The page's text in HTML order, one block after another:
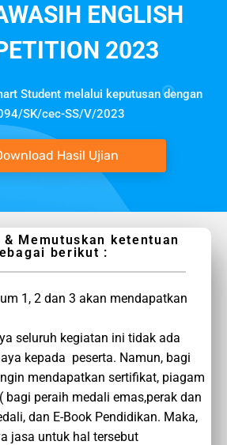
ENGLISH
2023
Student melalui keputusan dengan
SK/cec-SS/V/2023
Hasil Ujian
& Memutuskan ketentuan
berikut :
1, 2 dan 3 akan mendapatkan
seluruh kegiatan ini tidak ada
kepada peserta. Namun, bagi
mendapatkan sertifikat, piagam
bagi peraih medali emas,perak dan
dan E-Book Pendidikan. Maka,
jasa untuk hal tersebut